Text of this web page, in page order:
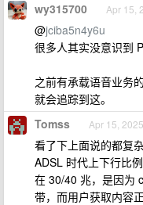
wy315700 Apr 15,
@jciba5n4y6u
很多人其实没意识到
之前有承载语音业务
就会追踪到这。
Tomss Apr 15, 2025
看了下上面说的都复
ADSL 时代上下行比
在 30/40 兆，是因为
带，而用户获取内容